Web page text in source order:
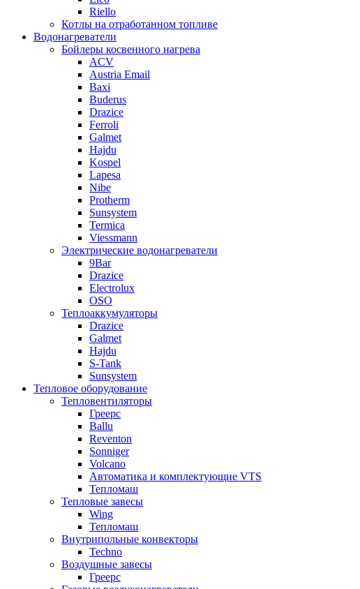
Riello
Котлы на отработанном топливе
Водонагреватели
Бойлеры косвенного нагрева
ACV
Austria Email
Baxi
Buderus
Drazice
Ferroli
Galmet
Hajdu
Kospel
Lapesa
Nibe
Protherm
Sunsystem
Termica
Viessmann
Электрические водонагреватели
9Bar
Drazice
Electrolux
OSO
Теплоаккумуляторы
Drazice
Galmet
Hajdu
S-Tank
Sunsystem
Тепловое оборудование
Тепловентиляторы
Греерс
Ballu
Reventon
Sonniger
Volcano
Автоматика и комплектующие VTS
Тепломаш
Тепловые завесы
Wing
Тепломаш
Внутрипольные конвекторы
Techno
Воздушные завесы
Греерс